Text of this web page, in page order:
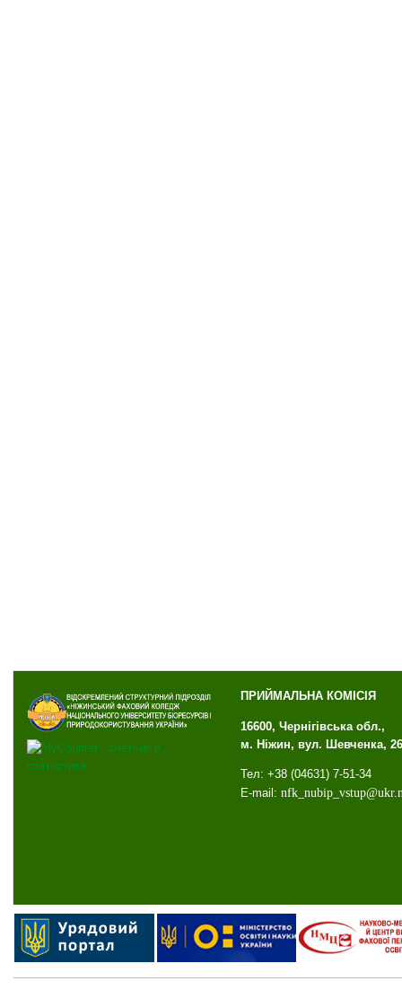
ПРИЙМАЛЬНА КОМІСІЯ
16600, Чернігівська обл.,
м. Ніжин, вул. Шевченка, 26
Тел: +38 (04631) 7-51-34
E-mail: nfk_ nubip_ vstup@ukr.